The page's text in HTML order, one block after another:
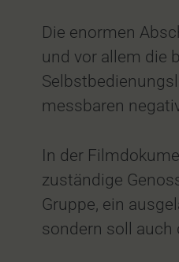
Die enormen
und vor allem die
messbaren
In der
zuständige
Gruppe, ein
sondern soll auch